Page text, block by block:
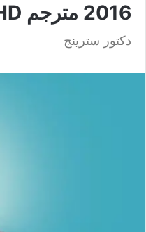
2016 مترجم HD
دكتور سترينج